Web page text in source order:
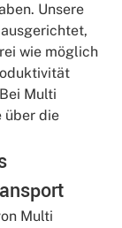
Unsere
wie möglich
Multi
über die
Multi